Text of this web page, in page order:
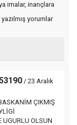
imalar, inançlara
yorumlar
/ 23 Aralık
ÇIKMIŞ
UGURLU OLSUN